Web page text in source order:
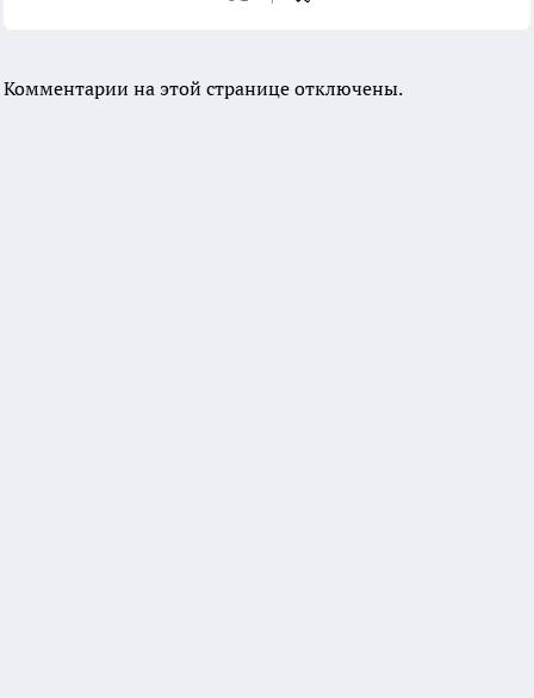
Комментарии на этой странице отключены.